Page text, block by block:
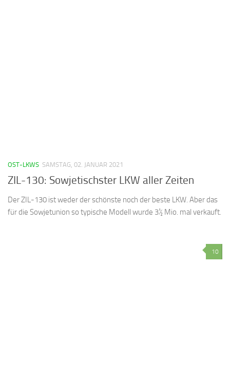
OST-LKWS SAMSTAG, 02. JANUAR 2021
ZIL-130: Sowjetischster LKW aller Zeiten
Der ZIL-130 ist weder der schönste noch der beste LKW. Aber das
für die Sowjetunion so typische Modell wurde 3½ Mio. mal verkauft.
10